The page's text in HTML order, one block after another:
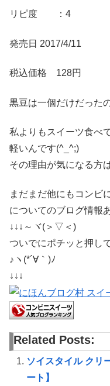
リピ度 ：4
発売日 2017/4/11
税込価格 128円
黒豆は一個だけだった
私よりもスイーツ食べ
軽いんです(^_^;)
その理由が気になる方
まだまだ他にもコンビ
についてのブログ情報
↓↓↓～ヾ(＞▽＜)
ついでにポチッと押し
♪ヽ(*´∀｀)ﾉ
↓↓↓
Related Posts:
ソイスタイル クリ
ート】